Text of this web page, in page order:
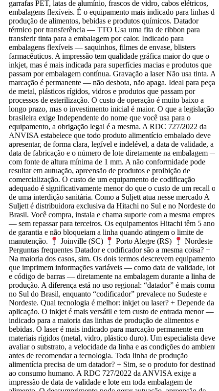
garrafas PET, latas de alumínio, frascos de vidro, cabos elétricos,
embalagens flexíveis. É o equipamento mais indicado para linhas de
produção de alimentos, bebidas e produtos químicos. Datador
térmico por transferência — TTO Usa uma fita de ribbon para
transferir tinta para a embalagem por calor. Indicado para
embalagens flexíveis — saquinhos, filmes de envase, blisters
farmacêuticos. A impressão tem qualidade gráfica maior do que o
inkjet, mas é mais indicada para superfícies macias e produtos que
passam por embalagem contínua. Gravação a laser Não usa tinta. A
marcação é permanente — não desbota, não apaga. Ideal para peças
de metal, plásticos rígidos, vidros e produtos que passam por
processos de esterilização. O custo de operação é muito baixo a
longo prazo, mas o investimento inicial é maior. O que a legislação
brasileira exige Independente do nome que você usa para o
equipamento, a obrigação legal é a mesma. A RDC 727/2022 da
ANVISA estabelece que todo produto alimentício embalado deve
apresentar, de forma clara, legível e indelével, a data de validade, a
data de fabricação e o número de lote diretamente na embalagem —
com fonte de altura mínima de 1 mm. A não conformidade pode
resultar em autuação, apreensão de produtos e proibição de
comercialização. O custo de um equipamento de codificação
adequado é significativamente menor do que o custo de um recall ou
de uma interdição sanitária. Como a Suljett atua nesse mercado A
Suljett é distribuidora exclusiva da Hitachi no Sul e no Nordeste do
Brasil. Você compra, instala e chama suporte com a mesma empresa
— sem repassar para terceiros. Os equipamentos Hitachi têm 5 anos
de garantia e não bloqueiam a linha quando atingem o limite de
manutenção.
Joinville (SC) Porto Alegre (RS)
Nordeste
Perguntas frequentes Datador e codificador são a mesma coisa? +
Na maioria dos casos, sim. Os dois termos descrevem equipamentos
que imprimem informações variáveis — como data de validade, lote
e código de barras — diretamente na embalagem durante a linha de
produção. A diferença está no uso regional: “datador” é mais
no Sul do Brasil, enquanto “codificador” prevalece no Sudeste e
Nordeste. Qual tecnologia é melhor: inkjet ou laser? + Depende da
aplicação. O inkjet é mais versátil e tem custo de entrada menor —
indicado para a maioria das linhas de produção de alimentos e
bebidas. O laser é mais indicado para marcação permanente em
materiais rígidos (metal, vidro, plástico duro). Um especialista deve
avaliar o substrato, a velocidade da linha e as condições do ambiente
antes de recomendar a tecnologia. Toda linha de produção
alimentícia precisa de um datador? + Sim, se o produto for destinado
ao consumo humano. A RDC 727/2022 da ANVISA exige a
impressão de data de validade e lote em toda embalagem de